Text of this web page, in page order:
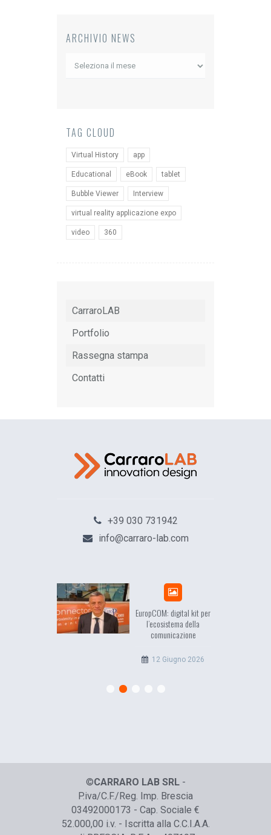
ARCHIVIO NEWS
Archivio
TAG CLOUD
Virtual History app
Educational eBook tablet
Bubble Viewer Interview
virtual reality applicazione expo
video 360
CarraroLAB
Portfolio
Rassegna stampa
Contatti
+39 030 731942
info@carraro-lab.com
EuropCOM: digital kit per
l’ecosistema della
comunicazione
12 Giugno 2026
©CARRARO LAB SRL-
P.iva/C.F./Reg. Imp. Brescia
03492000173 - Cap. Sociale €
52.000,00 i.v. - Iscritta alla C.C.I.A.A.